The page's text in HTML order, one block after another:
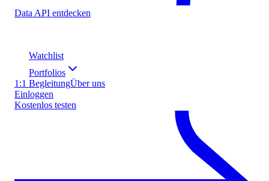
Data API entdecken
Watchlist
Portfolios
1:1 BegleitungÜber uns
Einloggen
Kostenlos testen